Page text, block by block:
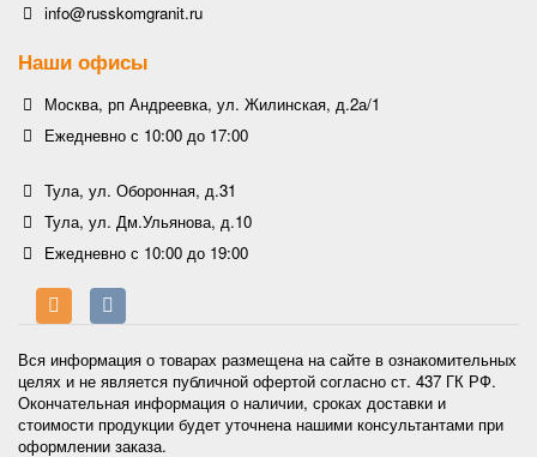
info@russkomgranit.ru
Наши офисы
Москва, рп Андреевка, ул. Жилинская, д.2а/1
Ежедневно с 10:00 до 17:00
Тула, ул. Оборонная, д.31
Тула, ул. Дм.Ульянова, д.10
Ежедневно с 10:00 до 19:00
Вся информация о товарах размещена на сайте в ознакомительных
целях и не является публичной офертой согласно ст. 437 ГК РФ.
Окончательная информация о наличии, сроках доставки и
стоимости продукции будет уточнена нашими консультантами при
оформлении заказа.